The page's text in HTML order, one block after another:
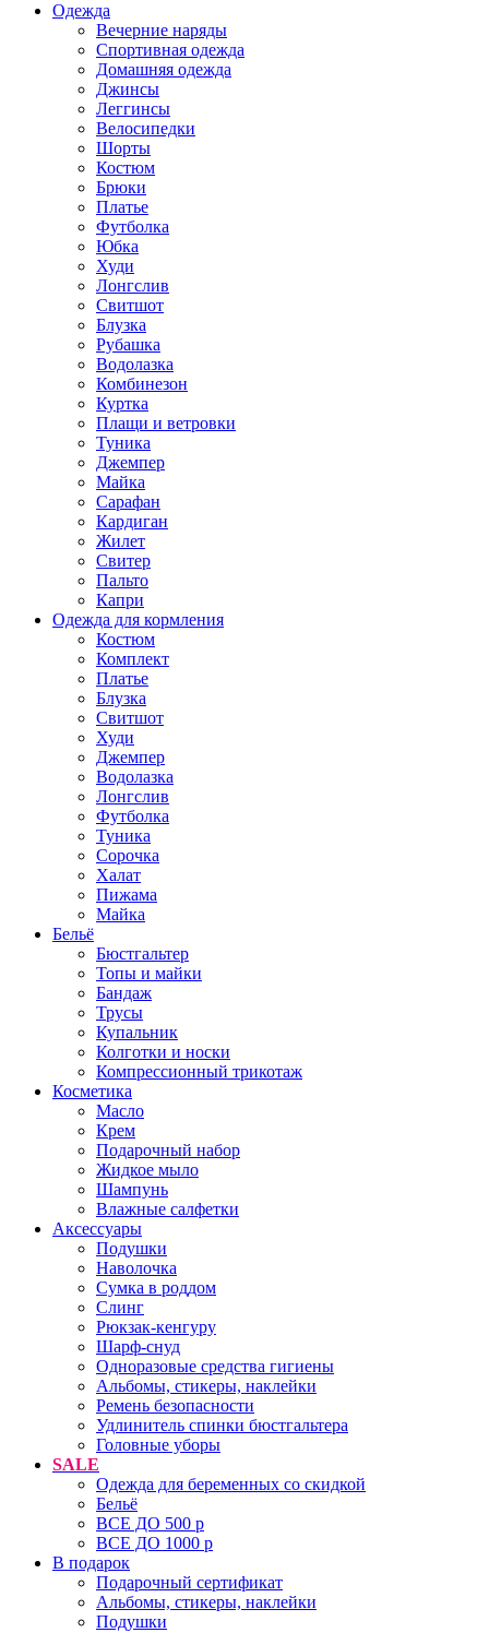
Одежда
Вечерние наряды
Спортивная одежда
Домашняя одежда
Джинсы
Леггинсы
Велосипедки
Шорты
Костюм
Брюки
Платье
Футболка
Юбка
Худи
Лонгслив
Свитшот
Блузка
Рубашка
Водолазка
Комбинезон
Куртка
Плащи и ветровки
Туника
Джемпер
Майка
Сарафан
Кардиган
Жилет
Свитер
Пальто
Капри
Одежда для кормления
Костюм
Комплект
Платье
Блузка
Свитшот
Худи
Джемпер
Водолазка
Лонгслив
Футболка
Туника
Сорочка
Халат
Пижама
Майка
Бельё
Бюстгальтер
Топы и майки
Бандаж
Трусы
Купальник
Колготки и носки
Компрессионный трикотаж
Косметика
Масло
Крем
Подарочный набор
Жидкое мыло
Шампунь
Влажные салфетки
Аксессуары
Подушки
Наволочка
Сумка в роддом
Cлинг
Рюкзак-кенгуру
Шарф-снуд
Одноразовые средства гигиены
Альбомы, стикеры, наклейки
Ремень безопасности
Удлинитель спинки бюстгальтера
Головные уборы
SALE
Одежда для беременных со скидкой
Бельё
ВСЕ ДО 500 р
ВСЕ ДО 1000 р
В подарок
Подарочный сертификат
Альбомы, стикеры, наклейки
Подушки